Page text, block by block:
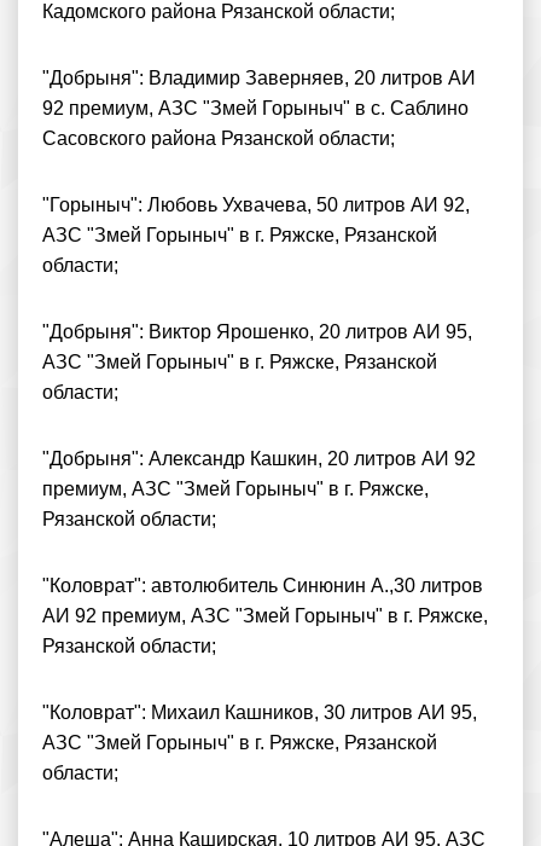
Кадомского района Рязанской области;
"Добрыня": Владимир Заверняев, 20 литров АИ
92 премиум, АЗС "Змей Горыныч" в с. Саблино
Сасовского района Рязанской области;
"Горыныч": Любовь Ухвачева, 50 литров АИ 92,
АЗС "Змей Горыныч" в г. Ряжске, Рязанской
области;
"Добрыня": Виктор Ярошенко, 20 литров АИ 95,
АЗС "Змей Горыныч" в г. Ряжске, Рязанской
области;
"Добрыня": Александр Кашкин, 20 литров АИ 92
премиум, АЗС "Змей Горыныч" в г. Ряжске,
Рязанской области;
"Коловрат": автолюбитель Синюнин А.,30 литров
АИ 92 премиум, АЗС "Змей Горыныч" в г. Ряжске,
Рязанской области;
"Коловрат": Михаил Кашников, 30 литров АИ 95,
АЗС "Змей Горыныч" в г. Ряжске, Рязанской
области;
"Алеша": Анна Каширская, 10 литров АИ 95, АЗС